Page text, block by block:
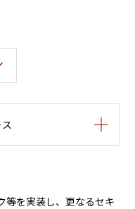
等を実装し、更なるセキ